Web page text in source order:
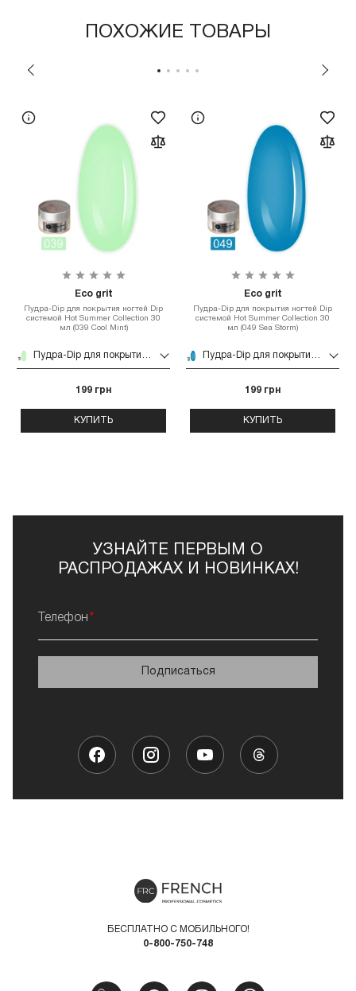
ПОХОЖИЕ ТОВАРЫ
Eco grit
Пудра-Dip для покрытия ногтей Dip
системой Hot Summer Collection 30
мл (039 Cool Mint)
Пудра-Dip для покрытия ногтей Dip системой Hot Summer Collection 30 мл (039 Cool Mint)
199 грн
КУПИТЬ
Eco grit
Пудра-Dip для покрытия ногтей Dip
системой Hot Summer Collection 30
мл (049 Sea Storm)
Пудра-Dip для покрытия ногтей Dip системой Hot Summer Collection 30 мл (049 Sea Storm)
199 грн
КУПИТЬ
УЗНАЙТЕ ПЕРВЫМ О
РАСПРОДАЖАХ И НОВИНКАХ!
Телефон
Подписаться
БЕСПЛАТНО С МОБИЛЬНОГО!
0-800-750-748